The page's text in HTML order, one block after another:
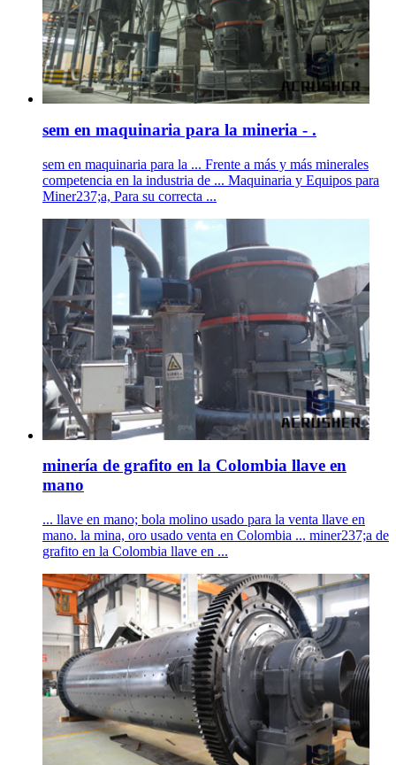
sem en maquinaria para la mineria - .
sem en maquinaria para la ... Frente a más y más minerales
competencia en la industria de ... Maquinaria y Equipos para
Miner237;a, Para su correcta ...
minería de grafito en la Colombia llave en
mano
... llave en mano; bola molino usado para la venta llave en
mano. la mina, oro usado venta en Colombia ... miner237;a de
grafito en la Colombia llave en ...